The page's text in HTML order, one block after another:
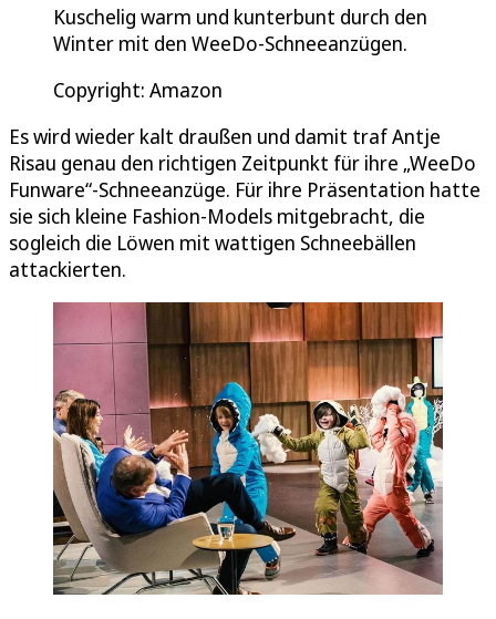
Kuschelig warm und kunterbunt durch den
Winter mit den WeeDo-Schneeanzügen.
Copyright: Amazon
Es wird wieder kalt draußen und damit traf Antje
Risau genau den richtigen Zeitpunkt für ihre „WeeDo
Funware“-Schneeanzüge. Für ihre Präsentation hatte
sie sich kleine Fashion-Models mitgebracht, die
sogleich die Löwen mit wattigen Schneebällen
attackierten.